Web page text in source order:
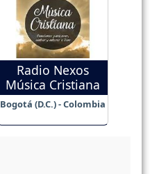
Radio Nexos
Música Cristiana
Bogotá (D.C.) - Colombia